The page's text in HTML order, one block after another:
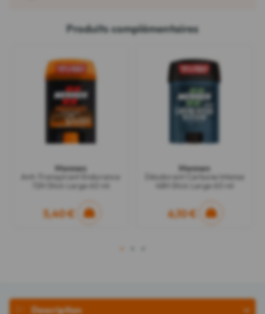
Produits complémentaires
Mennen
Anti-Transpirant Endurance
72H Stick Large 60 ml
5,40 €
Mennen
Déodorant Carbone Intense
48H Stick Large 60 ml
6,10 €
1
Description